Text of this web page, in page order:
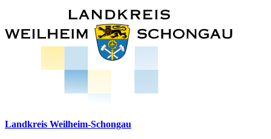
Landkreis Weilheim-Schongau